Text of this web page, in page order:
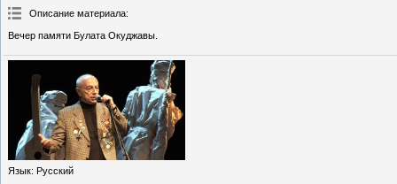
Описание материала:
Вечер памяти Булата Окуджавы.
Язык: Русский